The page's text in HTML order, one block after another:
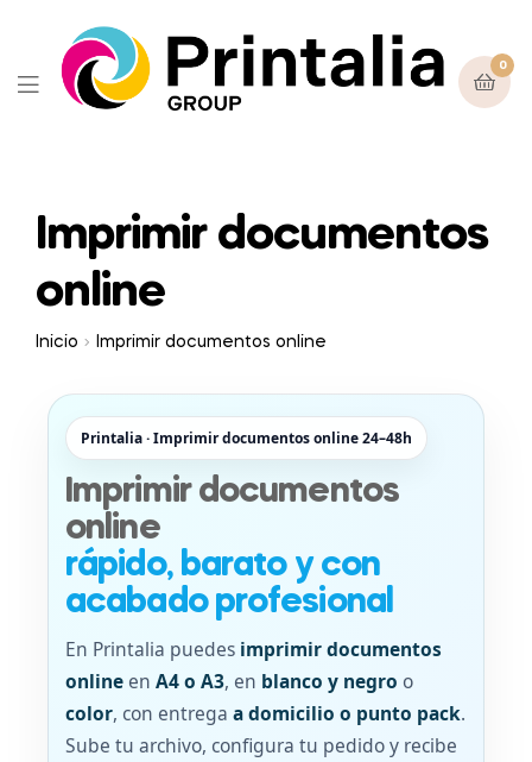
0
Imprimir documentos
online
Inicio Imprimir documentos online
Printalia · Imprimir documentos online 24–48h
Imprimir documentos
online
rápido, barato y con
acabado profesional
En Printalia puedes imprimir documentos
online en A4 o A3, en blanco y negro o
color, con entrega a domicilio o punto pack.
Sube tu archivo, configura tu pedido y recibe